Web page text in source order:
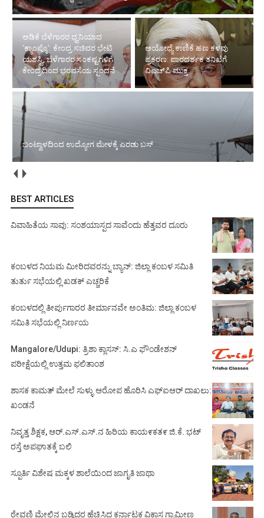
ಅಡಿಕೆ ಬೆಳೆಗಾರರ ಧ್ವನಿಯಾದ
‘ಕ್ಯಾಂಪ್ಕೊ’: ಕೇಂದ್ರ ಸಚಿವರ ಭೇಟಿ
ಯಶಸ್ವಿ, ಬೆಳೆಗಾರರ ಸಂಕಷ್ಟಗಳಿಗೆ
ಕೇಂದ್ರದಿಂದ ಭರವಸೆಯ ಸ್ಪಂದನೆ
ಅಯೋಧ್ಯೆ ಕಾಣಿಕೆ ಹಣ ಕಳವು
ಪ್ರಕರಣ: ಪಾರದರ್ಶಕ ತನಿಖೆಗೆ
ವಿಎಚ್‌ಪಿ ಮುಕ್ತ
ಬಂಟ್ವಾಳದಿಂದ ಉದ್ಯೋಗ ಮೇಳಕ್ಕೆ ಎರಡು ಬಸ್
BEST ARTICLES
ವಿವಾಹಿತೆಯ ಸಾವು: ಸಂಶಯಾಸ್ಪದ ಸಾವೆಂದು ಹೆತ್ತವರ ದೂರು
ಕಂಬಳದ ನಿಯಮ ಮೀರಿದವರನ್ನು ಬ್ಯಾನ್: ಜಿಲ್ಲಾ ಕಂಬಳ ಸಮಿತಿ
ತುರ್ತು ಸಭೆಯಲ್ಲಿ ಖಡಕ್ ಎಚ್ಚರಿಕೆ
ಕಂಬಳದಲ್ಲಿ ತೀರ್ಪುಗಾರರ ತೀರ್ಮಾನವೇ ಅಂತಿಮ: ಜಿಲ್ಲಾ ಕಂಬಳ
ಸಮಿತಿ ಸಭೆಯಲ್ಲಿ ನಿರ್ಣಯ
Mangalore/Udupi: ತ್ರಿಶಾ ಕ್ಲಾಸಸ್: ಸಿ.ಎ ಫೌಂಡೇಶನ್
ಪರೀಕ್ಷೆಯಲ್ಲಿ ಉತ್ತಮ ಫಲಿತಾಂಶ
ಶಾಸಕ ಕಾಮತ್ ಮೇಲೆ ಸುಳ್ಳು ಆರೋಪ ಹೊರಿಸಿ ಎಫ್‌ಐಆರ್ ದಾಖಲು:
ಖಂಡನೆ
ನಿವೃತ್ತ ಶಿಕ್ಷಕ, ಆರ್.ಎಸ್.ಎಸ್.ನ ಹಿರಿಯ ಕಾಯ೯ಕತ೯ ಜಿ.ಕೆ. ಭಟ್
ರಸ್ತೆ ಅಪಘಾತಕ್ಕೆ ಬಲಿ
ಸ್ಪೂರ್ತಿ ವಿಶೇಷ ಮಕ್ಕಳ ಶಾಲೆಯಿಂದ ಜಾಗೃತಿ ಜಾಥಾ
ಠೇವಣಿ ಮೇಲಿನ ಬಡ್ಡಿದರ ಹೆಚ್ಚಿಸಿದ ಕರ್ನಾಟಕ ವಿಕಾಸ ಗ್ರಾಮೀಣ